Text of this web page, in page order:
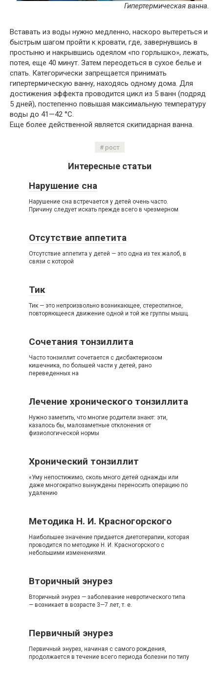
Гипертермическая ванна.
Вставать из воды нужно медленно, наскоро вытереться и
быстрым шагом пройти к кровати, где, завернувшись в
простыню и накрывшись одеялом «по горлышко», лежать,
потея, еще 40 минут. Затем переодеться в сухое белье и
спать. Категорически запрещается принимать
гипертермическую ванну, находясь одному дома. Для
достижения эффекта проводится цикл из 5 ванн (подряд
5 дней), постепенно повышая максимальную температуру
воды до 41—42 °С.
Еще более действенной является скипидарная ванна.
рост
Интересные статьи
Нарушение сна
Нарушение сна встречается у детей очень часто.
Причину следует искать прежде всего в чрезмерном
Отсутствие аппетита
Отсутствие аппетита у детей — это одна из тех жалоб, в
связи с которой
Тик
Тик — это непроизвольно возникающее, стереотипное,
повторяющееся движение одной и той же группы мышц.
Сочетания тонзиллита
Часто тонзиллит сочетается с дисбактериозом
кишечника, по большей части у детей, рано
переведенных на
Лечение хронического тонзиллита
Нужно заметить, что многие родители знают: эти,
казалось бы, малозаметные отклонения от
физиологической нормы
Хронический тонзиллит
«Уму непостижимо, сколь много детей однажды или
даже многократно вынуждены переносить операцию по
удалению
Методика Н. И. Красногорского
Наибольшее значение придается диетотерапии, которая
проводится по методике Н. И. Красногорского с
небольшими изменениями.
Вторичный энурез
Вторичный энурез — заболевание невротического типа
— возникает в возрасте 3—7 лет, т. е.
Первичный энурез
Первичный энурез, начиная с самого рождения,
продолжается в течение всего периода болезни по типу